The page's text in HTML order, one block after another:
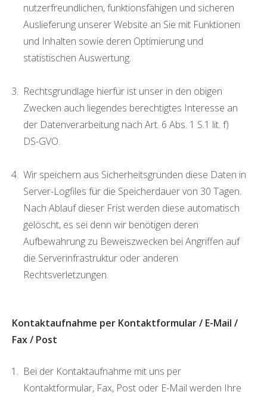
nutzerfreundlichen, funktionsfähigen und sicheren
Auslieferung unserer Website an Sie mit Funktionen
und Inhalten sowie deren Optimierung und
statistischen Auswertung.
Rechtsgrundlage hierfür ist unser in den obigen
Zwecken auch liegendes berechtigtes Interesse an
der Datenverarbeitung nach Art. 6 Abs. 1 S.1 lit. f)
DS-GVO.
Wir speichern aus Sicherheitsgründen diese Daten in
Server-Logfiles für die Speicherdauer von 30 Tagen.
Nach Ablauf dieser Frist werden diese automatisch
gelöscht, es sei denn wir benötigen deren
Aufbewahrung zu Beweiszwecken bei Angriffen auf
die Serverinfrastruktur oder anderen
Rechtsverletzungen.
Kontaktaufnahme per Kontaktformular / E-Mail /
Fax / Post
Bei der Kontaktaufnahme mit uns per
Kontaktformular, Fax, Post oder E-Mail werden Ihre